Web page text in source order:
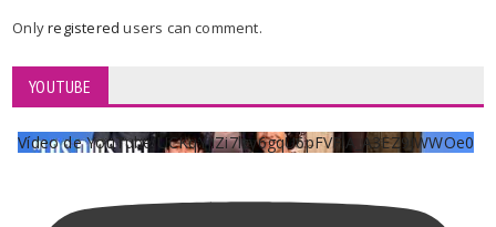
Onlyregisteredusers can comment.
YOUTUBE
Vídeo de YouTube UCKqYjiZi7lzy6gqU6pFVFiA_A3EZ9JWWOe0